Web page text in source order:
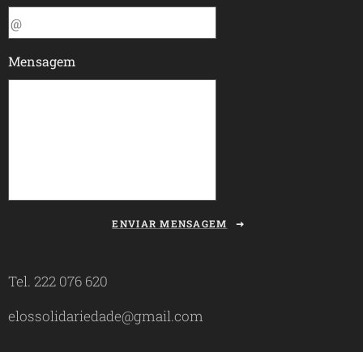
Mensagem
ENVIAR MENSAGEM
Tel. 222 076 620
elossolidariedade@gmail.com